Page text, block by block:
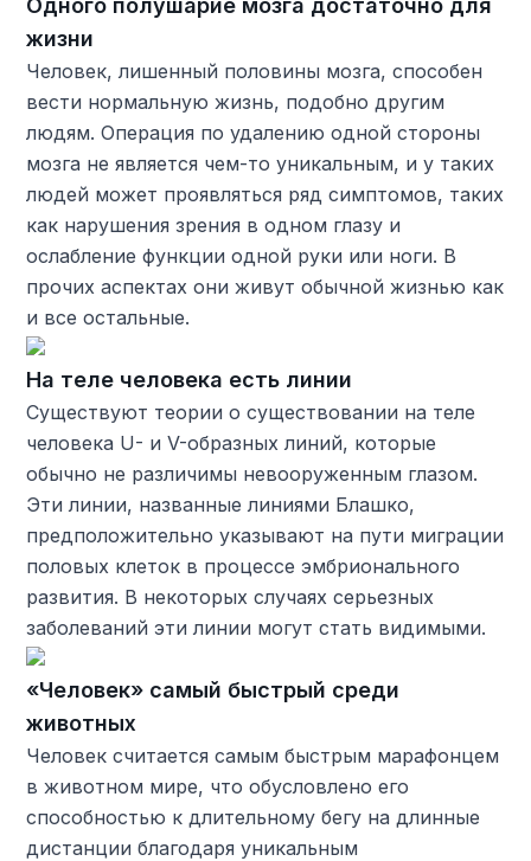
Одного полушарие мозга достаточно для
жизни
Человек, лишенный половины мозга, способен
вести нормальную жизнь, подобно другим
людям. Операция по удалению одной стороны
мозга не является чем-то уникальным, и у таких
людей может проявляться ряд симптомов, таких
как нарушения зрения в одном глазу и
ослабление функции одной руки или ноги. В
прочих аспектах они живут обычной жизнью как
и все остальные.
На теле человека есть линии
Существуют теории о существовании на теле
человека U- и V-образных линий, которые
обычно не различимы невооруженным глазом.
Эти линии, названные линиями Блашко,
предположительно указывают на пути миграции
половых клеток в процессе эмбрионального
развития. В некоторых случаях серьезных
заболеваний эти линии могут стать видимыми.
«Человек» самый быстрый среди
животных
Человек считается самым быстрым марафонцем
в животном мире, что обусловлено его
способностью к длительному бегу на длинные
дистанции благодаря уникальным